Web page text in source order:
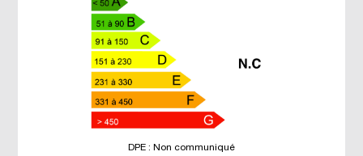
DPE : Non communiqué